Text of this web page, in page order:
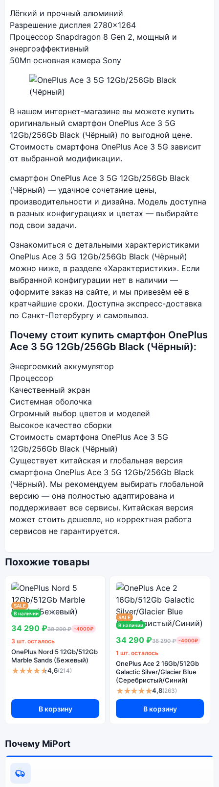
Лёгкий и прочный алюминий
Разрешение дисплея 2780×1264
Процессор Snapdragon 8 Gen 2, мощный и
энергоэффективный
50Мп основная камера Sony
В нашем интернет-магазине вы можете купить
оригинальный смартфон OnePlus Ace 3 5G
12Gb/256Gb Black (Чёрный) по выгодной цене.
Стоимость смартфона OnePlus Ace 3 5G зависит
от выбранной модификации.
смартфон OnePlus Ace 3 5G 12Gb/256Gb Black
(Чёрный) — удачное сочетание цены,
производительности и дизайна. Модель доступна
в разных конфигурациях и цветах — выбирайте
под свои задачи.
Ознакомиться с детальными характеристиками
OnePlus Ace 3 5G 12Gb/256Gb Black (Чёрный)
можно ниже, в разделе «Характеристики». Если
выбранной конфигурации нет в наличии —
оформите заказ на сайте, и мы привезём её в
кратчайшие сроки. Доступна экспресс-доставка
по Санкт-Петербургу и самовывоз.
Почему стоит купить смартфон OnePlus
Ace 3 5G 12Gb/256Gb Black (Чёрный):
Энергоемкий аккумулятор
Процессор
Качественный экран
Системная оболочка
Огромный выбор цветов и моделей
Высокое качество сборки
Стоимость смартфона OnePlus Ace 3 5G
12Gb/256Gb Black (Чёрный)
Существует китайская и глобальная версия
смартфона OnePlus Ace 3 5G 12Gb/256Gb Black
(Чёрный). Мы рекомендуем выбирать глобальной
версию — она полностью адаптирована и
поддерживает все сервисы. Китайская версия
может стоить дешевле, но корректная работа
сервисов не гарантируется.
Похожие товары
SALE
В наличии
34 290 ₽38 290 ₽ -4000₽
3 шт. осталось
OnePlus Nord 5 12Gb/512Gb
Marble Sands (Бежевый)
★★★★★4,6(214)
В корзину
SALE
В наличии
34 290 ₽38 290 ₽ -4000₽
1 шт. осталось
OnePlus Ace 2 16Gb/512Gb
Galactic Silver/Glacier Blue
(Серебристый/Синий)
★★★★★4,8(263)
В корзину
Почему MiPort